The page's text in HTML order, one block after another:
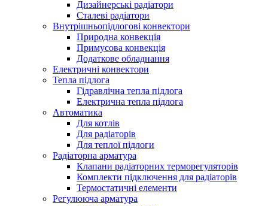
Дизайнерські радіатори
Сталеві радіатори
Внутрішньопідлогові конвектори
Природна конвекція
Примусова конвекція
Додаткове обладнання
Електричні конвектори
Тепла підлога
Гідравлічна тепла підлога
Електрична тепла підлога
Автоматика
Для котлів
Для радіаторів
Для теплої підлоги
Радіаторна арматура
Клапани радіаторних терморегуляторів
Комплекти підключення для радіаторів
Термостатичні елементи
Регулююча арматура